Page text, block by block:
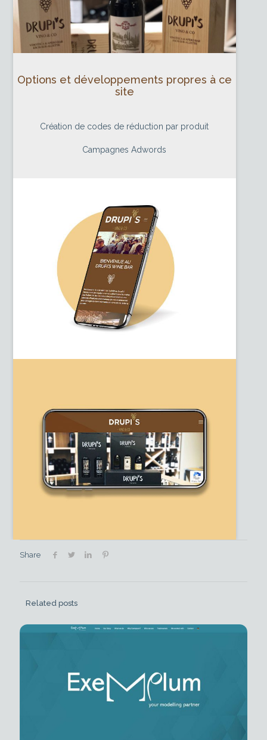
Options et développements propres à ce
site
Création de codes de réduction par produit
Campagnes Adwords
Share
Related posts